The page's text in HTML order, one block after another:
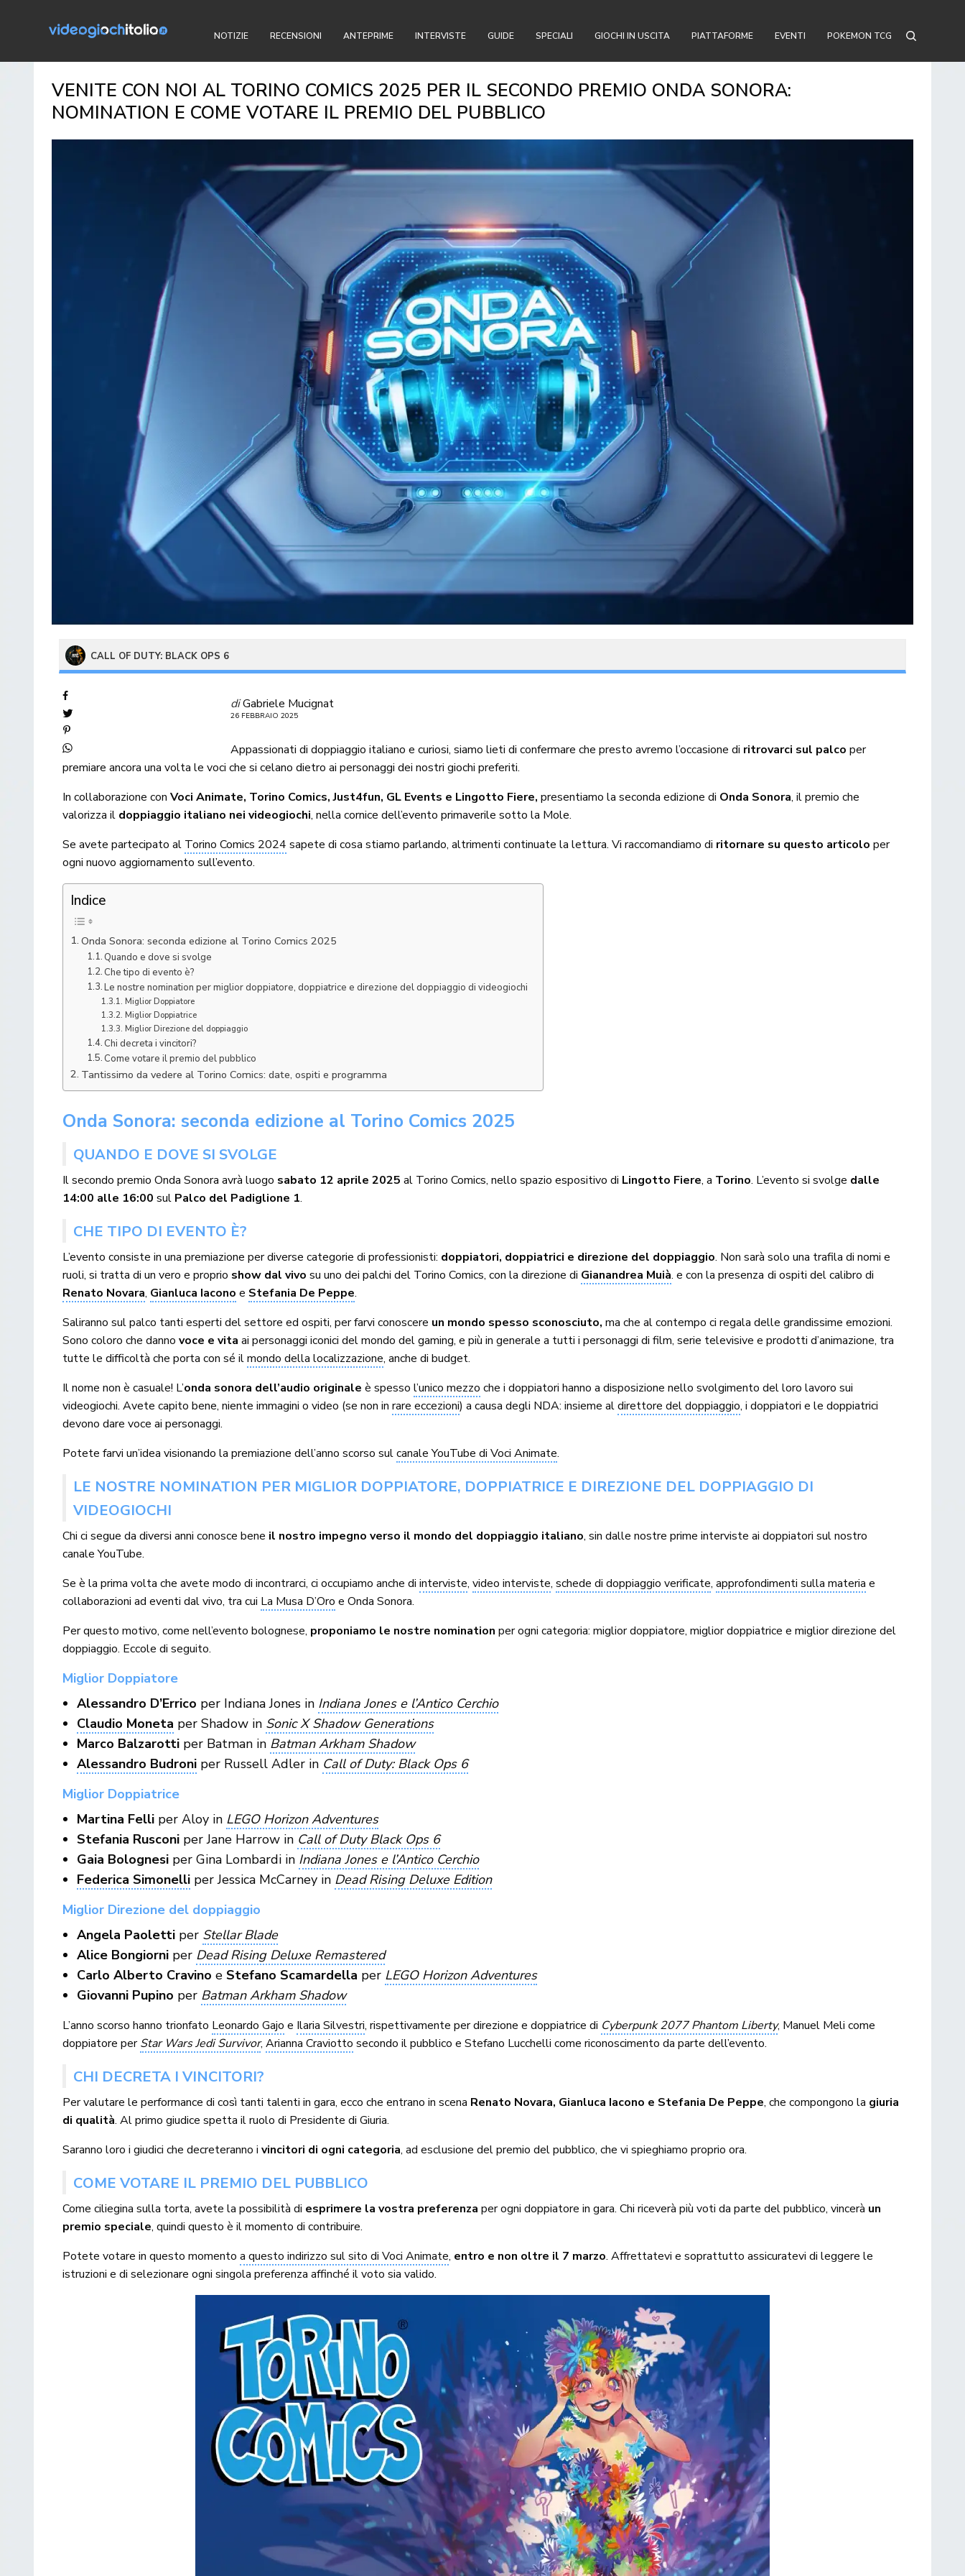
NOTIZIE RECENSIONI ANTEPRIME INTERVISTE GUIDE SPECIALI GIOCHI IN USCITA PIATTAFORME EVENTI POKEMON TCG
VENITE CON NOI AL TORINO COMICS 2025 PER IL SECONDO PREMIO ONDA SONORA:
NOMINATION E COME VOTARE IL PREMIO DEL PUBBLICO
CALL OF DUTY: BLACK OPS 6
diGabriele Mucignat
26 FEBBRAIO 2025
Appassionati di doppiaggio italiano e curiosi, siamo lieti di confermare che presto avremo l’occasione di ritrovarci sul palco per
premiare ancora una volta le voci che si celano dietro ai personaggi dei nostri giochi preferiti.
In collaborazione conVoci Animate, Torino Comics, Just4fun, GL Events e Lingotto Fiere,presentiamo la seconda edizione di Onda Sonora, il premio che
valorizza il doppiaggio italiano nei videogiochi, nella cornice dell’evento primaverile sotto la Mole.
Se avete partecipato al Torino Comics 2024 sapete di cosa stiamo parlando, altrimenti continuate la lettura. Vi raccomandiamo di ritornare su questo articolo per
ogni nuovo aggiornamento sull’evento.
Indice
Onda Sonora: seconda edizione al Torino Comics 2025
Quando e dove si svolge
Che tipo di evento è?
Le nostre nomination per miglior doppiatore, doppiatrice e direzione del doppiaggio di videogiochi
Miglior Doppiatore
Miglior Doppiatrice
Miglior Direzione del doppiaggio
Chi decreta i vincitori?
Come votare il premio del pubblico
Tantissimo da vedere al Torino Comics: date, ospiti e programma
Onda Sonora: seconda edizione al Torino Comics 2025
QUANDO E DOVE SI SVOLGE
Il secondo premio Onda Sonora avrà luogo sabato 12 aprile 2025 al Torino Comics, nello spazio espositivo di Lingotto Fiere, a Torino. L’evento si svolge dalle
14:00 alle 16:00 sul Palco del Padiglione 1.
CHE TIPO DI EVENTO È?
L’evento consiste in una premiazione per diverse categorie di professionisti: doppiatori, doppiatrici e direzione del doppiaggio. Non sarà solo una trafila di nomi e
ruoli, si tratta di un vero e proprio show dal vivo su uno dei palchi del Torino Comics, con la direzione di Gianandrea Muià. e con la presenza di ospiti del calibro di
Renato Novara, Gianluca Iacono e Stefania De Peppe.
Saliranno sul palco tanti esperti del settore ed ospiti, per farvi conoscere un mondo spesso sconosciuto, ma che al contempo ci regala delle grandissime emozioni.
Sono coloro che dannovoce e vita ai personaggi iconici del mondo del gaming, e più in generale a tutti i personaggi di film, serie televisive e prodotti d’animazione, tra
tutte le difficoltà che porta con sé ilmondo della localizzazione, anche di budget.
Il nome non è casuale! L’onda sonora dell’audio originale è spessol’unico mezzo che i doppiatori hanno a disposizione nello svolgimento del loro lavoro sui
videogiochi. Avete capito bene, niente immagini o video (se non inrare eccezioni) a causa degli NDA: insieme aldirettore del doppiaggio, i doppiatori e le doppiatrici
devono dare voce ai personaggi.
Potete farvi un’idea visionando la premiazione dell’anno scorso sulcanale YouTube di Voci Animate.
LE NOSTRE NOMINATION PER MIGLIOR DOPPIATORE, DOPPIATRICE E DIREZIONE DEL DOPPIAGGIO DI
VIDEOGIOCHI
Chi ci segue da diversi anni conosce bene il nostro impegno verso il mondo del doppiaggio italiano, sin dalle nostre prime interviste ai doppiatori sul nostro
canale YouTube.
Se è la prima volta che avete modo di incontrarci, ci occupiamo anche diinterviste,video interviste,schede di doppiaggio verificate,approfondimenti sulla materia e
collaborazioni ad eventi dal vivo, tra cui La Musa D’Oro e Onda Sonora.
Per questo motivo, come nell’evento bolognese, proponiamo le nostre nomination per ogni categoria: miglior doppiatore, miglior doppiatrice e miglior direzione del
doppiaggio. Eccole di seguito.
Miglior Doppiatore
Alessandro D’Errico per Indiana Jones in Indiana Jones e l’Antico Cerchio
Claudio Moneta per Shadow in Sonic X Shadow Generations
Marco Balzarotti per Batman in Batman Arkham Shadow
Alessandro Budroni per Russell Adler in Call of Duty: Black Ops 6
Miglior Doppiatrice
Martina Felli per Aloy in LEGO Horizon Adventures
Stefania Rusconi per Jane Harrow in Call of Duty Black Ops 6
Gaia Bolognesi per Gina Lombardi in Indiana Jones e l’Antico Cerchio
Federica Simonelli per Jessica McCarney in Dead Rising Deluxe Edition
Miglior Direzione del doppiaggio
Angela Paoletti per Stellar Blade
Alice Bongiorni per Dead Rising Deluxe Remastered
Carlo Alberto Cravino e Stefano Scamardella per LEGO Horizon Adventures
Giovanni Pupino per Batman Arkham Shadow
L’anno scorso hanno trionfato Leonardo Gajo e Ilaria Silvestri, rispettivamente per direzione e doppiatrice di Cyberpunk 2077 Phantom Liberty, Manuel Meli come
doppiatore perStar Wars Jedi Survivor,Arianna Craviotto secondo il pubblico e Stefano Lucchelli come riconoscimento da parte dell’evento.
CHI DECRETA I VINCITORI?
Per valutare le performance di così tanti talenti in gara, ecco che entrano in scena Renato Novara, Gianluca Iacono e Stefania De Peppe, che compongono la giuria
di qualità. Al primo giudice spetta il ruolo di Presidente di Giuria.
Saranno loro i giudici che decreteranno ivincitori di ogni categoria, ad esclusione del premio del pubblico, che vi spieghiamo proprio ora.
COME VOTARE IL PREMIO DEL PUBBLICO
Come ciliegina sulla torta, avete la possibilità di esprimere la vostra preferenza per ogni doppiatore in gara. Chi riceverà più voti da parte del pubblico, vincerà un
premio speciale, quindi questo è il momento di contribuire.
Potete votare in questo momentoa questo indirizzo sul sito di Voci Animate, entro e non oltre il 7 marzo. Affrettatevi e soprattutto assicuratevi di leggere le
istruzioni e di selezionare ogni singola preferenza affinché il voto sia valido.